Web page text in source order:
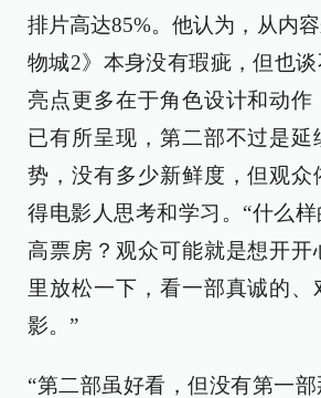
排片高达85%。他认为，从内
物城2》本身没有瑕疵，但也
亮点更多在于角色设计和动作
已有所呈现，第二部不过是延
势，没有多少新鲜度，但观众
得电影人思考和学习。“什么
高票房？观众可能就是想开开
里放松一下，看一部真诚的
影。”
“第二部虽好看，但没有第一部